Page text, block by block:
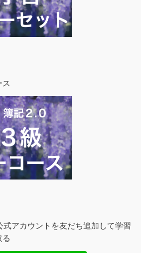
ス
式アカウントを友だち追加して学習
る